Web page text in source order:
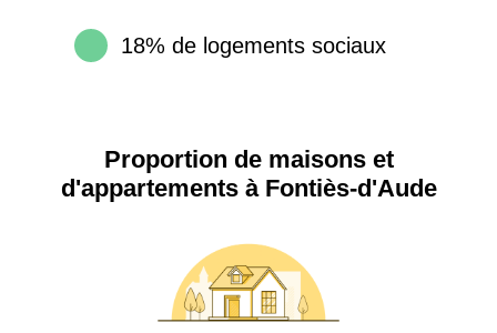
18% de logements sociaux
Proportion de maisons et
d'appartements à Fontiès-d'Aude